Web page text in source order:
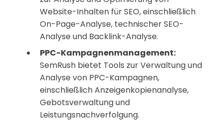
Website-Inhalten für SEO, einschließlich
On-Page-Analyse, technischer SEO-
Analyse und Backlink-Analyse.
PPC-Kampagnenmanagement:
SemRush bietet Tools zur Verwaltung und
Analyse von PPC-Kampagnen,
einschließlich Anzeigenkopienanalyse,
Gebotsverwaltung und
Leistungsnachverfolgung.